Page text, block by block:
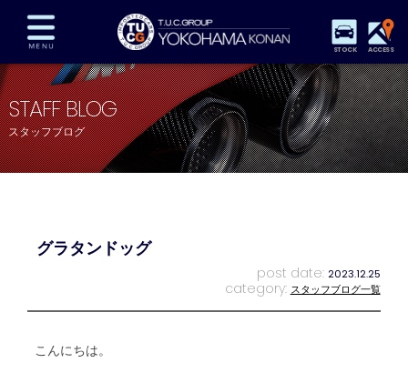
STOCK ACCESS
在庫車両情報 保証&サービス パーツリスト
TUCとは？ 店舗情報 アクセスマップ
全国納車 特別作業 注文販売
STAFF BLOG
スタッフブログ
グラタンドッグ
post date: 2023.12.25
category: スタッフブログ一覧
こんにちは。